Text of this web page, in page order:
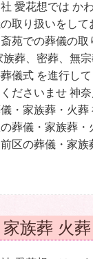
愛花想では か
取り扱いをして
苑での葬儀の
族葬、密葬、無
儀式 を進行し
ださいませ 神
・家族葬・火
葬儀・家族葬・
区の葬儀・家
族葬 火葬